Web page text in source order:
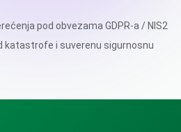
pod obvezama GDPR-a / NIS2
katastrofe i suverenu sigurnosnu